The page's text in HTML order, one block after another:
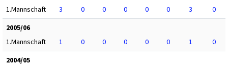
1.Mannschaft
3 0 0 0 0 0 3
0
2005/06
1.Mannschaft
1 0 0 0 0 0 1
0
2004/05